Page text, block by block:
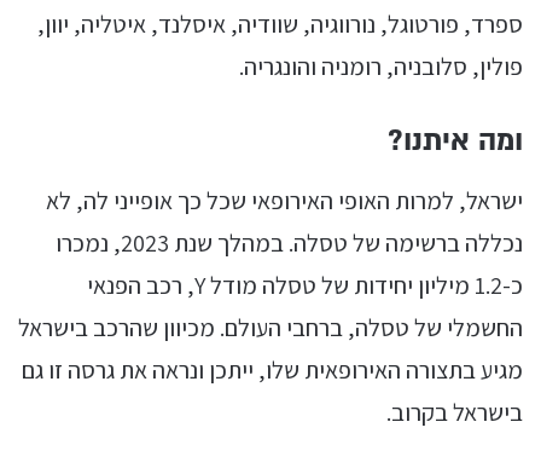
ספרד, פורטוגל, נורווגיה, שוודיה, איסלנד, איטליה, יוון,
פולין, סלובניה, רומניה והונגריה.
ומה איתנו?
ישראל, למרות האופי האירופאי שכל כך אופייני לה, לא
נכללה ברשימה של טסלה. במהלך שנת 2023, נמכרו
כ-1.2 מיליון יחידות של טסלה מודל Y, רכב הפנאי
החשמלי של טסלה, ברחבי העולם. מכיוון שהרכב בישראל
מגיע בתצורה האירופאית שלו, ייתכן ונראה את גרסה זו גם
בישראל בקרוב.